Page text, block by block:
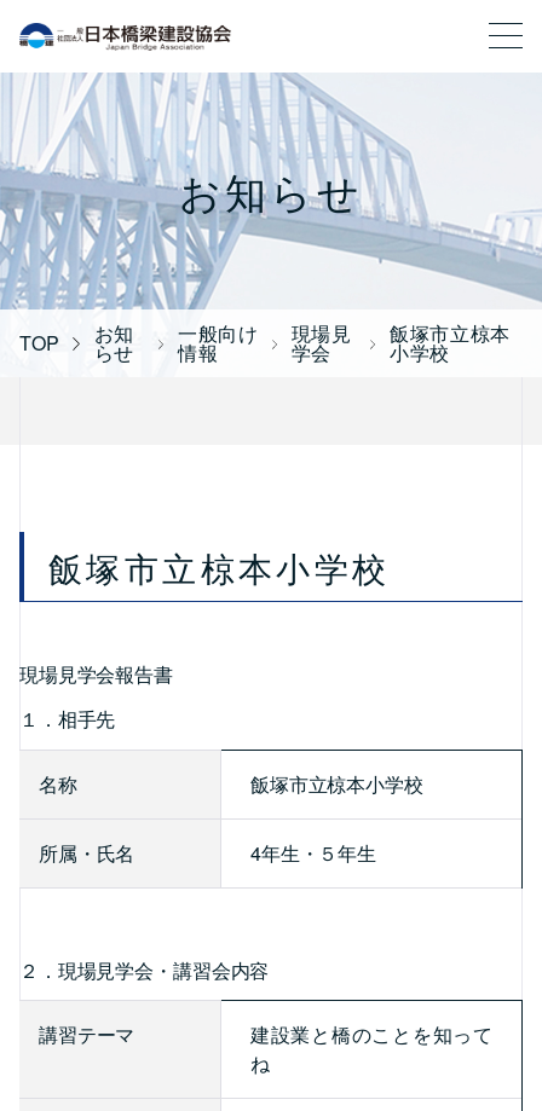
一般社団法人 日本橋梁建設協会
お知らせ
TOP お知
らせ
一般向け
情報
現場見
学会
飯塚市立椋本
小学校
飯塚市立椋本小学校
現場見学会報告書
１．相手先
名称 飯塚市立椋本小学校
所属・氏名 4年生・５年生
２．現場見学会・講習会内容
講習テーマ
建設業と橋のことを知って
ね